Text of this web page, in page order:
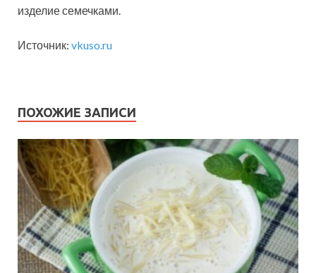
изделие семечками.
Источник: vkuso.ru
ПОХОЖИЕ ЗАПИСИ